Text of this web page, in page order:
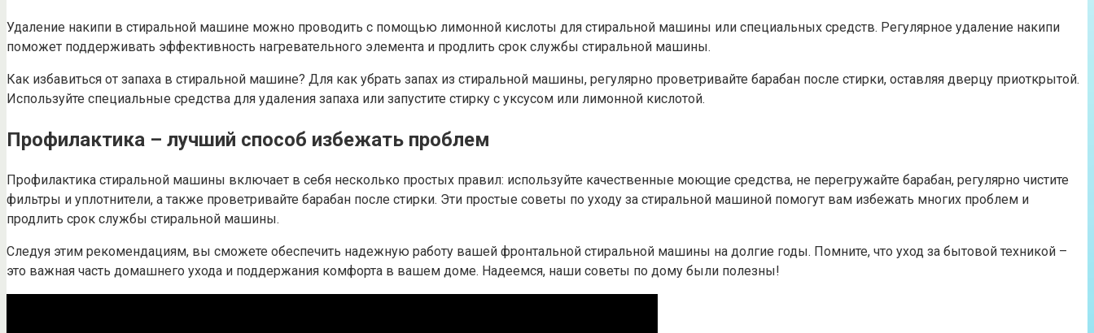
Удаление накипи в стиральной машине можно проводить с помощью лимонной кислоты для стиральной машины или специальных средств. Регулярное удаление накипи
поможет поддерживать эффективность нагревательного элемента и продлить срок службы стиральной машины.
Как избавиться от запаха в стиральной машине? Для как убрать запах из стиральной машины, регулярно проветривайте барабан после стирки, оставляя дверцу приоткрытой.
Используйте специальные средства для удаления запаха или запустите стирку с уксусом или лимонной кислотой.
Профилактика – лучший способ избежать проблем
Профилактика стиральной машины включает в себя несколько простых правил: используйте качественные моющие средства, не перегружайте барабан, регулярно чистите
фильтры и уплотнители, а также проветривайте барабан после стирки. Эти простые советы по уходу за стиральной машиной помогут вам избежать многих проблем и
продлить срок службы стиральной машины.
Следуя этим рекомендациям, вы сможете обеспечить надежную работу вашей фронтальной стиральной машины на долгие годы. Помните, что уход за бытовой техникой –
это важная часть домашнего ухода и поддержания комфорта в вашем доме. Надеемся, наши советы по дому были полезны!